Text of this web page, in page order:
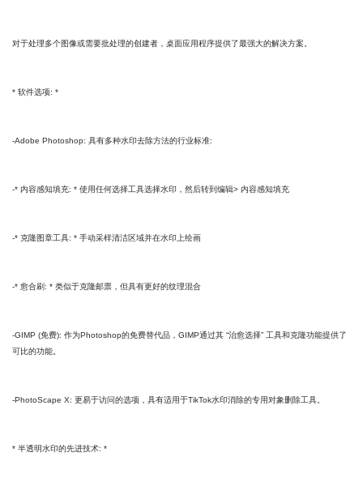
对于处理多个图像或需要批处理的创建者，桌面应用程序提供了最强大的解决方案。
* 软件选项: *
-Adobe Photoshop: 具有多种水印去除方法的行业标准:
-* 内容感知填充: * 使用任何选择工具选择水印，然后转到编辑> 内容感知填充
-* 克隆图章工具: * 手动采样清洁区域并在水印上绘画
-* 愈合刷: * 类似于克隆邮票，但具有更好的纹理混合
-GIMP (免费): 作为Photoshop的免费替代品，GIMP通过其 “治愈选择” 工具和克隆功能提供了
可比的功能。
-PhotoScape X: 更易于访问的选项，具有适用于TikTok水印消除的专用对象删除工具。
* 半透明水印的先进技术: *